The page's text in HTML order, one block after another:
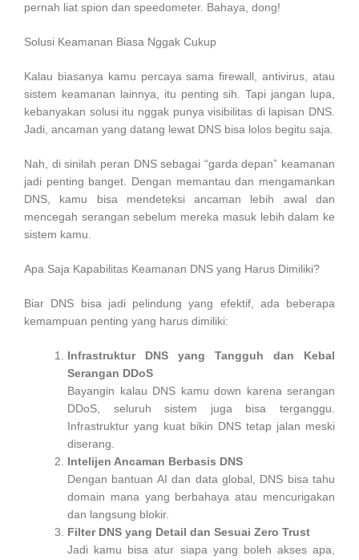
pernah liat spion dan speedometer. Bahaya, dong!
Solusi Keamanan Biasa Nggak Cukup
Kalau biasanya kamu percaya sama firewall, antivirus, atau
sistem keamanan lainnya, itu penting sih. Tapi jangan lupa,
kebanyakan solusi itu nggak punya visibilitas di lapisan DNS.
Jadi, ancaman yang datang lewat DNS bisa lolos begitu saja.
Nah, di sinilah peran DNS sebagai “garda depan” keamanan
jadi penting banget. Dengan memantau dan mengamankan
DNS, kamu bisa mendeteksi ancaman lebih awal dan
mencegah serangan sebelum mereka masuk lebih dalam ke
sistem kamu.
Apa Saja Kapabilitas Keamanan DNS yang Harus Dimiliki?
Biar DNS bisa jadi pelindung yang efektif, ada beberapa
kemampuan penting yang harus dimiliki:
Infrastruktur DNS yang Tangguh dan Kebal
Serangan DDoS
Bayangin kalau DNS kamu down karena serangan
DDoS, seluruh sistem juga bisa terganggu.
Infrastruktur yang kuat bikin DNS tetap jalan meski
diserang.
Intelijen Ancaman Berbasis DNS
Dengan bantuan AI dan data global, DNS bisa tahu
domain mana yang berbahaya atau mencurigakan
dan langsung blokir.
Filter DNS yang Detail dan Sesuai Zero Trust
Jadi kamu bisa atur siapa yang boleh akses apa,